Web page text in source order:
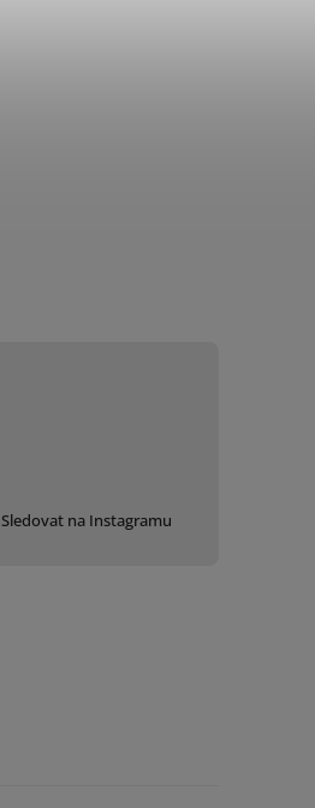
Sledovat na Instagramu